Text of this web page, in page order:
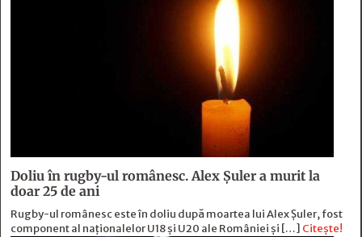
Doliu în rugby-ul românesc. Alex Șuler a murit la
doar 25 de ani
Rugby-ul românesc este în doliu după moartea lui Alex Șuler, fost
component al naționalelor U18 și U20 ale României și […] Citește!